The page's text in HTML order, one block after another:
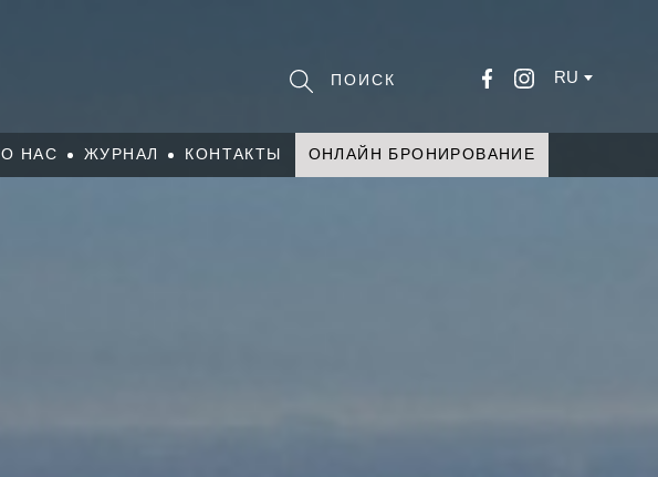
RU
О НАС ЖУРНАЛ КОНТАКТЫ ОНЛАЙН БРОНИРОВАНИЕ